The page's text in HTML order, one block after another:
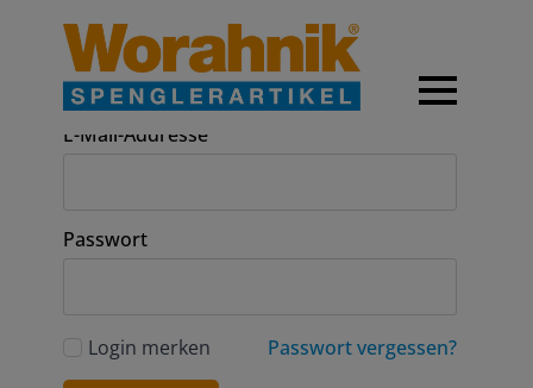
Anmeldung
E-Mail-Addresse
Passwort
Login merken Passwort vergessen?